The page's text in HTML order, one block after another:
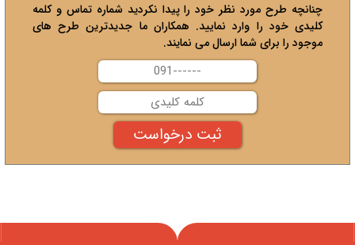
چنانچه طرح مورد نظر خود را پیدا نکردید شماره تماس و کلمه
کلیدی خود را وارد نمایید. همکاران ما جدیدترین طرح های
موجود را برای شما ارسال می نمایند.